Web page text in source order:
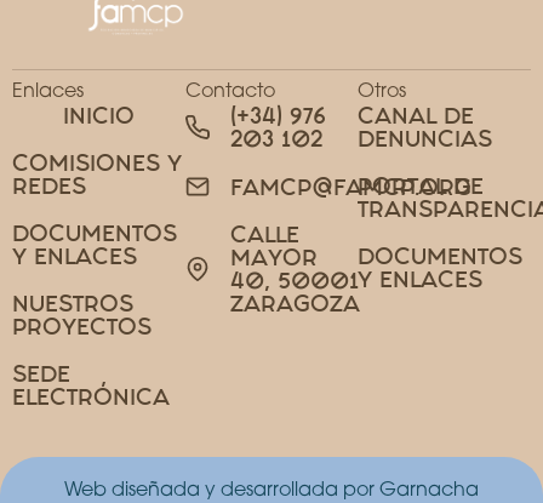
Enlaces
INICIO
COMISIONES Y
REDES
DOCUMENTOS
Y ENLACES
NUESTROS
PROYECTOS
SEDE
ELECTRÓNICA
Contacto
(+34) 976
203 102
FAMCP@FAMCP.ORG
CALLE
MAYOR
40, 50001
ZARAGOZA
Otros
CANAL DE
DENUNCIAS
PORTAL DE
DOCUMENTOS
Y ENLACES
Web diseñada y desarrollada por Garnacha